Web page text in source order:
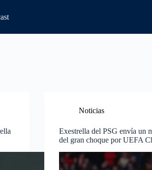
Noticias
Exestrella del PSG envía un
del gran choque por UEFA